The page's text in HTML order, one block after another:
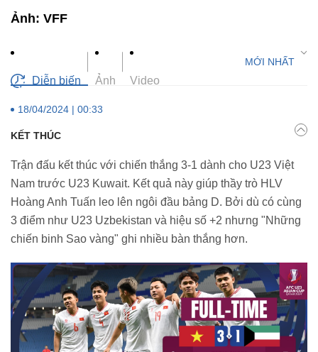
Ảnh: VFF
Diễn biến Ảnh Video
18/04/2024 | 00:33
KẾT THÚC
Trận đấu kết thúc với chiến thắng 3-1 dành cho U23 Việt
Nam trước U23 Kuwait. Kết quả này giúp thầy trò HLV
Hoàng Anh Tuấn leo lên ngôi đầu bảng D. Bởi dù có cùng
3 điểm như U23 Uzbekistan và hiệu số +2 nhưng "Những
chiến binh Sao vàng" ghi nhiều bàn thắng hơn.